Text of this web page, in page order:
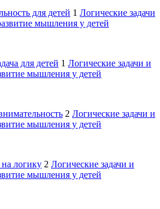
для детей 1 Логические задачи
мышления у детей
для детей 1 Логические задачи и
мышления у детей
2 Логические задачи и
мышления у детей
на логику 2 Логические задачи и
мышления у детей